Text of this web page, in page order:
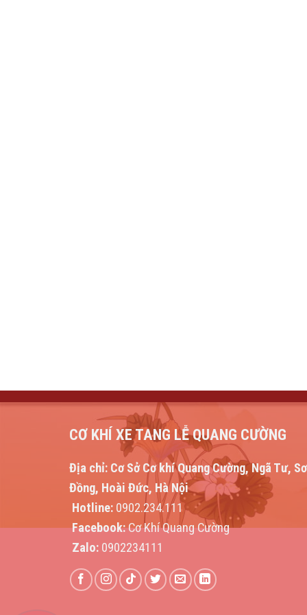
CƠ KHÍ XE TANG LỄ QUANG CƯỜNG
Địa chỉ:Cơ Sở Cơ khí Quang Cường, Ngã Tư,
Đồng, Hoài Đức, Hà Nội
Hotline:0902.234.111
Facebook:Cơ Khí Quang Cường
Zalo:0902234111